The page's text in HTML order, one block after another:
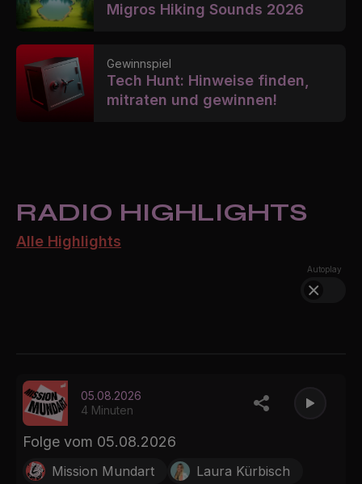
Migros Hiking Sounds 2026
Gewinnspiel
Tech Hunt: Hinweise finden,
mitraten und gewinnen!
RADIO HIGHLIGHTS
Alle Highlights
Autoplay
05.08.2026
4 Minuten
Folge vom 05.08.2026
Mission Mundart Laura Kürbisch